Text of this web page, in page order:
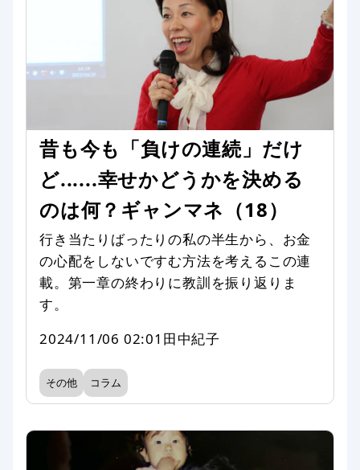
昔も今も「負けの連続」だけ
ど......幸せかどうかを決める
のは何？ギャンマネ（18）
行き当たりばったりの私の半生から、お金
の心配をしないですむ方法を考えるこの連
載。第一章の終わりに教訓を振り返りま
す。
2024/11/06 02:01 田中紀子
その他 コラム